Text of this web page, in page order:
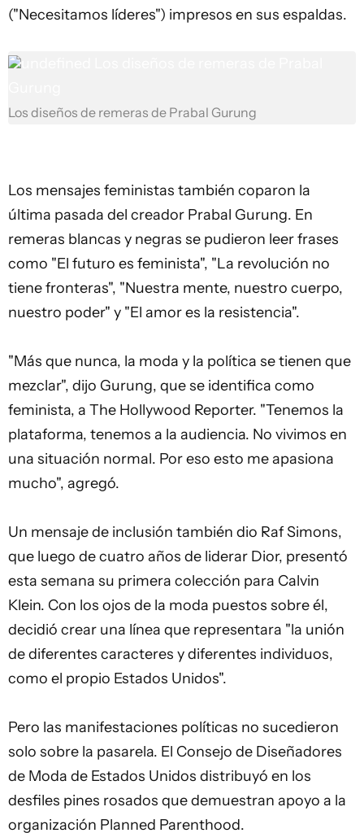
("Necesitamos líderes") impresos en sus espaldas.
Los diseños de remeras de Prabal Gurung
Los mensajes feministas también coparon la
última pasada del creador Prabal Gurung. En
remeras blancas y negras se pudieron leer frases
como "El futuro es feminista", "La revolución no
tiene fronteras", "Nuestra mente, nuestro cuerpo,
nuestro poder" y "El amor es la resistencia".
"Más que nunca, la moda y la política se tienen que
mezclar", dijo Gurung, que se identifica como
feminista, a The Hollywood Reporter. "Tenemos la
plataforma, tenemos a la audiencia. No vivimos en
una situación normal. Por eso esto me apasiona
mucho", agregó.
Un mensaje de inclusión también dio Raf Simons,
que luego de cuatro años de liderar Dior, presentó
esta semana su primera colección para Calvin
Klein. Con los ojos de la moda puestos sobre él,
decidió crear una línea que representara "la unión
de diferentes caracteres y diferentes individuos,
como el propio Estados Unidos".
Pero las manifestaciones políticas no sucedieron
solo sobre la pasarela. El Consejo de Diseñadores
de Moda de Estados Unidos distribuyó en los
desfiles pines rosados que demuestran apoyo a la
organización Planned Parenthood.